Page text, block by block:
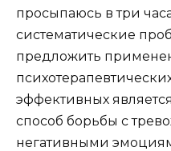
просыпаюсь в три
систематические
предложить
эффективных
способ борьбы с
негативными